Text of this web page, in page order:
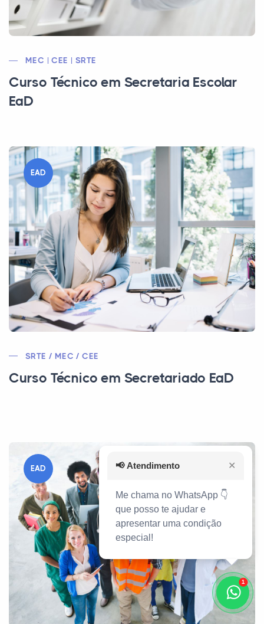
MEC | CEE | SRTE
Curso Técnico em Secretaria Escolar
EaD
EAD
SRTE / MEC / CEE
Curso Técnico em Secretariado EaD
EAD
1
📢 Atendimento ✕
Me chama no WhatsApp 👇
que posso te ajudar e
apresentar uma condição
especial!